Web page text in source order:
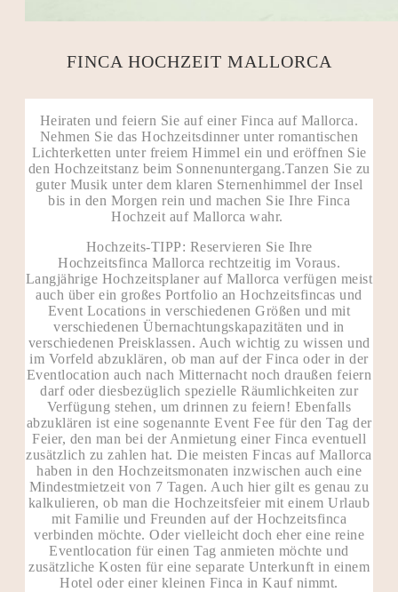
FINCA HOCHZEIT MALLORCA
Heiraten und feiern Sie auf einer Finca auf Mallorca.
Nehmen Sie das Hochzeitsdinner unter romantischen
Lichterketten unter freiem Himmel ein und eröffnen Sie
den Hochzeitstanz beim Sonnenuntergang.Tanzen Sie zu
guter Musik unter dem klaren Sternenhimmel der Insel
bis in den Morgen rein und machen Sie Ihre Finca
Hochzeit auf Mallorca wahr.
Hochzeits-TIPP: Reservieren Sie Ihre
Hochzeitsfinca Mallorca rechtzeitig im Voraus.
Langjährige Hochzeitsplaner auf Mallorca verfügen meist
auch über ein großes Portfolio an Hochzeitsfincas und
Event Locations in verschiedenen Größen und mit
verschiedenen Übernachtungskapazitäten und in
verschiedenen Preisklassen. Auch wichtig zu wissen und
im Vorfeld abzuklären, ob man auf der Finca oder in der
Eventlocation auch nach Mitternacht noch draußen feiern
darf oder diesbezüglich spezielle Räumlichkeiten zur
Verfügung stehen, um drinnen zu feiern! Ebenfalls
abzuklären ist eine sogenannte Event Fee für den Tag der
Feier, den man bei der Anmietung einer Finca eventuell
zusätzlich zu zahlen hat. Die meisten Fincas auf Mallorca
haben in den Hochzeitsmonaten inzwischen auch eine
Mindestmietzeit von 7 Tagen. Auch hier gilt es genau zu
kalkulieren, ob man die Hochzeitsfeier mit einem Urlaub
mit Familie und Freunden auf der Hochzeitsfinca
verbinden möchte. Oder vielleicht doch eher eine reine
Eventlocation für einen Tag anmieten möchte und
zusätzliche Kosten für eine separate Unterkunft in einem
Hotel oder einer kleinen Finca in Kauf nimmt.